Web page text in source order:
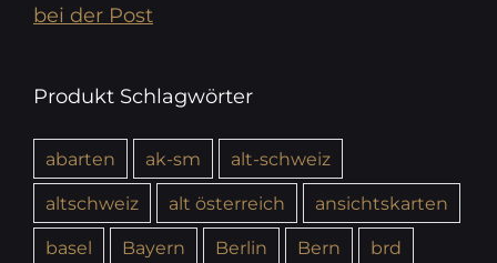
bei der Post
Produkt Schlagwörter
abarten ak-sm
alt-schweiz
altschweiz
alt österreich
ansichtskarten
basel
Bayern Berlin Bern
brd